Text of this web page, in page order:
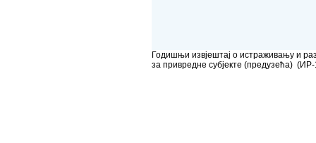
Годишњи извјештај о истраживању и
за привредне субјекте (предузећа)